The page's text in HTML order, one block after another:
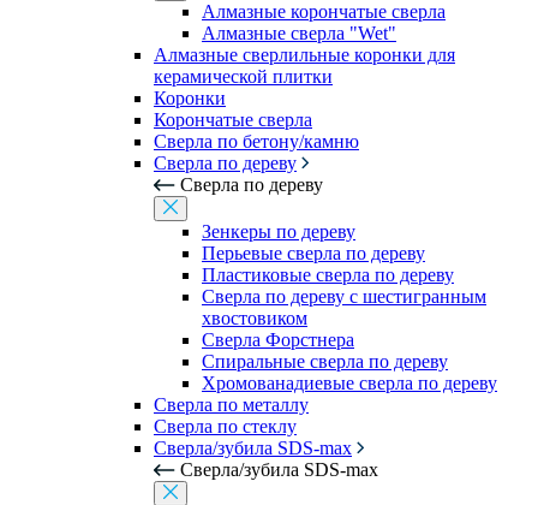
Алмазные корончатые сверла
Алмазные сверла "Wet"
Алмазные сверлильные коронки для
керамической плитки
Коронки
Корончатые сверла
Сверла по бетону/камню
Сверла по дереву
Сверла по дереву
Зенкеры по дереву
Перьевые сверла по дереву
Пластиковые сверла по дереву
Сверла по дереву с шестигранным
хвостовиком
Сверла Форстнера
Спиральные сверла по дереву
Хромованадиевые сверла по дереву
Сверла по металлу
Сверла по стеклу
Сверла/зубила SDS-max
Сверла/зубила SDS-max